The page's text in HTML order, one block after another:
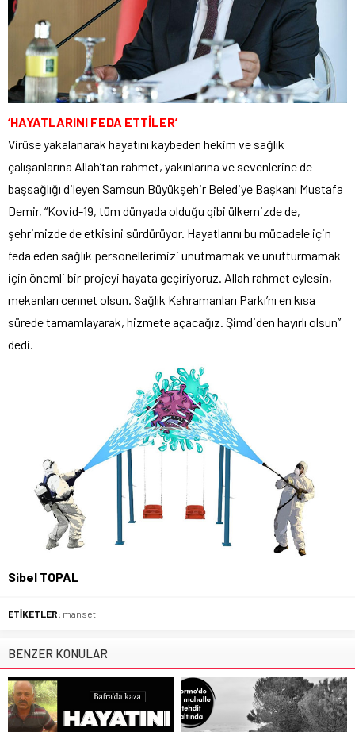
‘HAYATLARINI FEDA ETTİLER’
Virüse yakalanarak hayatını kaybeden hekim ve sağlık
çalışanlarına Allah’tan rahmet, yakınlarına ve sevenlerine de
başsağlığı dileyen Samsun Büyükşehir Belediye Başkanı Mustafa
Demir, “Kovid-19, tüm dünyada olduğu gibi ülkemizde de,
şehrimizde de etkisini sürdürüyor. Hayatlarını bu mücadele için
feda eden sağlık personellerimizi unutmamak ve unutturmamak
için önemli bir projeyi hayata geçiriyoruz. Allah rahmet eylesin,
mekanları cennet olsun. Sağlık Kahramanları Parkı’nı en kısa
sürede tamamlayarak, hizmete açacağız. Şimdiden hayırlı olsun”
dedi.
Sibel TOPAL
ETİKETLER: manset
BENZER KONULAR